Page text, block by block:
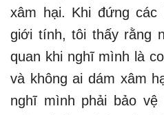
xâm hại. Khi đứng
giới tính, tôi thấy rằng
quan khi nghĩ mình là
và không ai dám xâm
nghĩ mình phải bảo